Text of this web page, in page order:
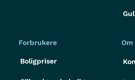
Forbrukere
Boligpriser
Om